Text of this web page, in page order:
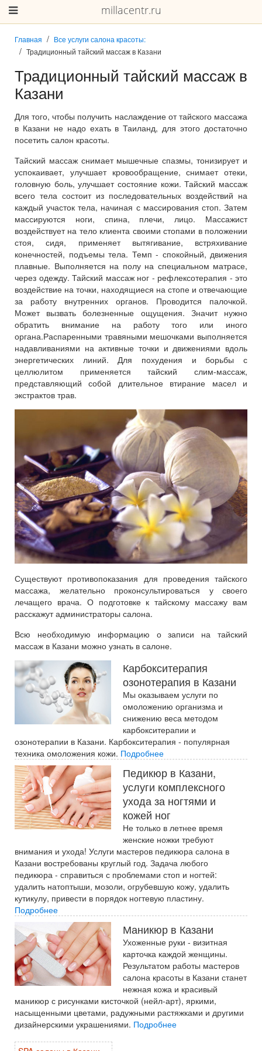
millacentr.ru
Главная
Все услуги салона красоты:
Традиционный тайский массаж в Казани
Традиционный тайский массаж в
Казани
Для того, чтобы получить наслаждение от тайского массажа
в Казани не надо ехать в Таиланд, для этого достаточно
посетить салон красоты.
Тайский массаж снимает мышечные спазмы, тонизирует и
успокаивает, улучшает кровообращение, снимает отеки,
головную боль, улучшает состояние кожи. Тайский массаж
всего тела состоит из последовательных воздействий на
каждый участок тела, начиная с массирования стоп. Затем
массируются ноги, спина, плечи, лицо. Массажист
воздействует на тело клиента своими стопами в положении
стоя, сидя, применяет вытягивание, встряхивание
конечностей, подъемы тела. Темп - спокойный, движения
плавные. Выполняется на полу на специальном матрасе,
через одежду. Тайский массаж ног - рефлексотерапия - это
воздействие на точки, находящиеся на стопе и отвечающие
за работу внутренних органов. Проводится палочкой.
Может вызвать болезненные ощущения. Значит нужно
обратить внимание на работу того или иного
органа.Распаренными травяными мешочками выполняется
надавливаниями на активные точки и движениями вдоль
энергетических линий. Для похудения и борьбы с
целлюлитом применяется тайский слим-массаж,
представляющий собой длительное втирание масел и
экстрактов трав.
Существуют противопоказания для проведения тайского
массажа, желательно проконсультироваться у своего
лечащего врача. О подготовке к тайскому массажу вам
расскажут администраторы салона.
Всю необходимую информацию о записи на тайский
массаж в Казани можно узнать в салоне.
Карбокситерапия
озонотерапия в Казани
Мы оказываем услуги по
омоложению организма и
снижению веса методом
карбокситерапии и
озонотерапии в Казани. Карбокситерапия - популярная
техника омоложения кожи. Подробнее
Педикюр в Казани,
услуги комплексного
ухода за ногтями и
кожей ног
Не только в летнее время
женские ножки требуют
внимания и ухода! Услуги мастеров педикюра салона в
Казани востребованы круглый год. Задача любого
педикюра - справиться с проблемами стоп и ногтей:
удалить натоптыши, мозоли, огрубевшую кожу, удалить
кутикулу, привести в порядок ногтевую пластину.
Подробнее
Маникюр в Казани
Ухоженные руки - визитная
карточка каждой женщины.
Результатом работы мастеров
салона красоты в Казани станет
нежная кожа и красивый
маникюр с рисунками кисточкой (нейл-арт), яркими,
насыщенными цветами, радужными растяжками и другими
дизайнерскими украшениями. Подробнее